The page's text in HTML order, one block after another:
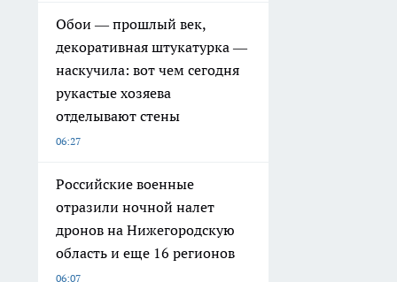
Обои — прошлый век,
декоративная штукатурка —
наскучила: вот чем сегодня
рукастые хозяева
отделывают стены
06:27
Российские военные
отразили ночной налет
дронов на Нижегородскую
область и еще 16 регионов
06:07